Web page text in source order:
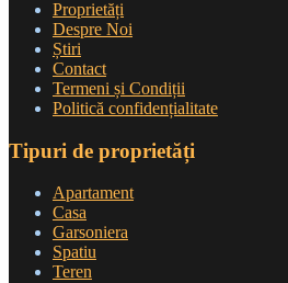
Proprietăți
Despre Noi
Știri
Contact
Termeni și Condiții
Politică confidențialitate
Tipuri de proprietăți
Apartament
Casa
Garsoniera
Spatiu
Teren